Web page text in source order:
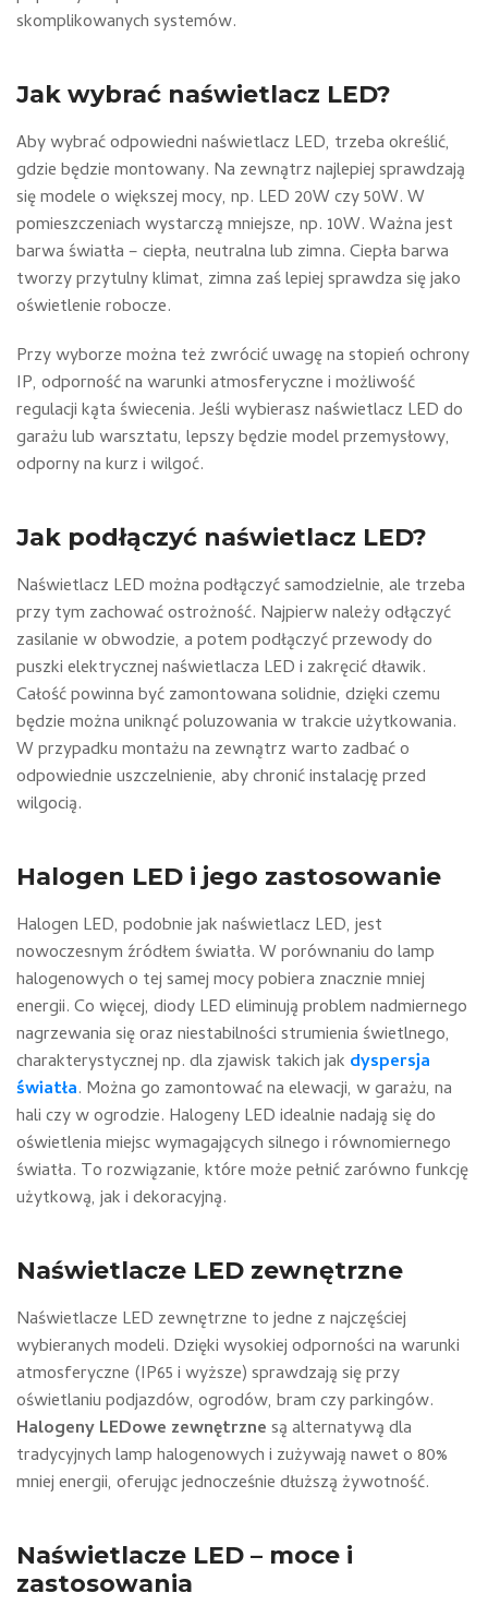
skomplikowanych systemów.
Jak wybrać naświetlacz LED?
Aby wybrać odpowiedni naświetlacz LED, trzeba określić,
gdzie będzie montowany. Na zewnątrz najlepiej sprawdzają
się modele o większej mocy, np. LED 20W czy 50W. W
pomieszczeniach wystarczą mniejsze, np. 10W. Ważna jest
barwa światła – ciepła, neutralna lub zimna. Ciepła barwa
tworzy przytulny klimat, zimna zaś lepiej sprawdza się jako
oświetlenie robocze.
Przy wyborze można też zwrócić uwagę na stopień ochrony
IP, odporność na warunki atmosferyczne i możliwość
regulacji kąta świecenia. Jeśli wybierasz naświetlacz LED do
garażu lub warsztatu, lepszy będzie model przemysłowy,
odporny na kurz i wilgoć.
Jak podłączyć naświetlacz LED?
Naświetlacz LED można podłączyć samodzielnie, ale trzeba
przy tym zachować ostrożność. Najpierw należy odłączyć
zasilanie w obwodzie, a potem podłączyć przewody do
puszki elektrycznej naświetlacza LED i zakręcić dławik.
Całość powinna być zamontowana solidnie, dzięki czemu
będzie można uniknąć poluzowania w trakcie użytkowania.
W przypadku montażu na zewnątrz warto zadbać o
odpowiednie uszczelnienie, aby chronić instalację przed
wilgocią.
Halogen LED i jego zastosowanie
Halogen LED, podobnie jak naświetlacz LED, jest
nowoczesnym źródłem światła. W porównaniu do lamp
halogenowych o tej samej mocy pobiera znacznie mniej
energii. Co więcej, diody LED eliminują problem nadmiernego
nagrzewania się oraz niestabilności strumienia świetlnego,
charakterystycznej np. dla zjawisk takich jak dyspersja
światła. Można go zamontować na elewacji, w garażu, na
hali czy w ogrodzie. Halogeny LED idealnie nadają się do
oświetlenia miejsc wymagających silnego i równomiernego
światła. To rozwiązanie, które może pełnić zarówno funkcję
użytkową, jak i dekoracyjną.
Naświetlacze LED zewnętrzne
Naświetlacze LED zewnętrzne to jedne z najczęściej
wybieranych modeli. Dzięki wysokiej odporności na warunki
atmosferyczne (IP65 i wyższe) sprawdzają się przy
oświetlaniu podjazdów, ogrodów, bram czy parkingów.
Halogeny LEDowe zewnętrznesą alternatywą dla
tradycyjnych lamp halogenowych i zużywają nawet o 80%
mniej energii, oferując jednocześnie dłuższą żywotność.
Naświetlacze LED – moce i
zastosowania